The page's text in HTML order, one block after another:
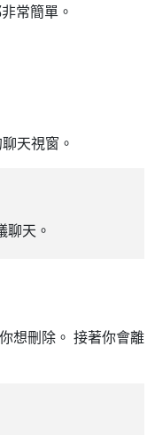
常簡單。
天視窗。
聊天。
想刪除。 接著你會離